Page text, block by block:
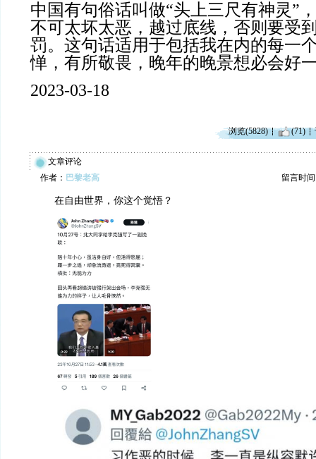
中国有句俗话叫做“头上三尺有神灵”
不可太坏太恶，越过底线，否则要受
罚。这句话适用于包括我在内的每一
惮，有所敬畏，晚年的晚景想必会好
2023-03-18
浏览(5828) (71)
文章评论
作者： 巴黎老高 留言时间
在自由世界，你这个觉悟？